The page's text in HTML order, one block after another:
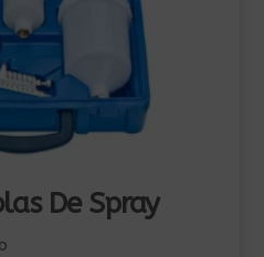
De Spray